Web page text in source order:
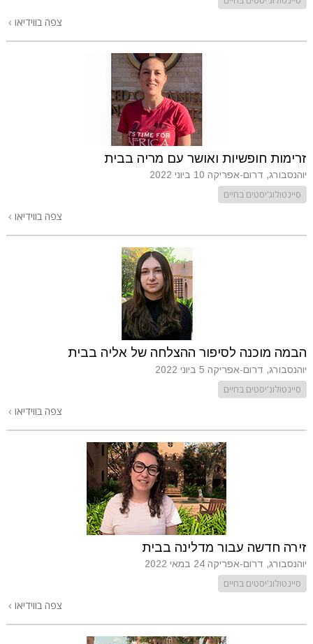
צפה בווידיאו
זרימות חופשיות ואושר עם מריה בבית
יוהנסבורג, דרום-אפריקה 10 ביוני 2022
סיינטולוג'יסטים בחיים
צפה בווידיאו
הבמה מוכנה לסיפור ההצלחה של אליה בבית
יוהנסבורג, דרום-אפריקה 5 ביוני 2022
סיינטולוג'יסטים בחיים
צפה בווידיאו
זירה חדשה עבור מדלינה בבית
יוהנסבורג, דרום-אפריקה 24 במאי 2022
סיינטולוג'יסטים בחיים
צפה בווידיאו